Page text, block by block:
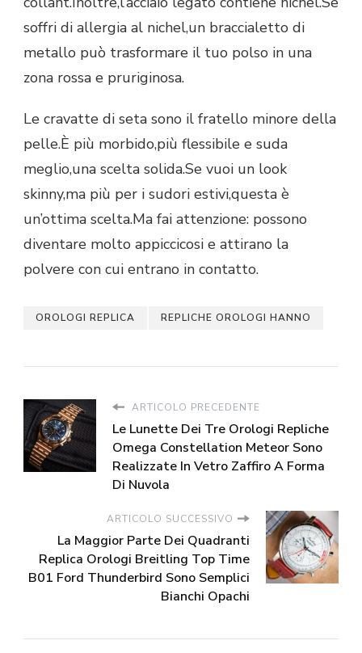
soffri di allergia al nichel,un braccialetto di
metallo può trasformare il tuo polso in una
zona rossa e pruriginosa.
Le cravatte di seta sono il fratello minore della
pelle.È più morbido,più flessibile e suda
meglio,una scelta solida.Se vuoi un look
skinny,ma più per i sudori estivi,questa è
un’ottima scelta.Ma fai attenzione: possono
diventare molto appiccicosi e attirano la
polvere con cui entrano in contatto.
OROLOGI REPLICA REPLICHE OROLOGI HANNO
ARTICOLO PRECEDENTE
Le Lunette Dei Tre Orologi Repliche
Omega Constellation Meteor Sono
Realizzate In Vetro Zaffiro A Forma
Di Nuvola
ARTICOLO SUCCESSIVO
La Maggior Parte Dei Quadranti
Replica Orologi Breitling Top Time
B01 Ford Thunderbird Sono Semplici
Bianchi Opachi